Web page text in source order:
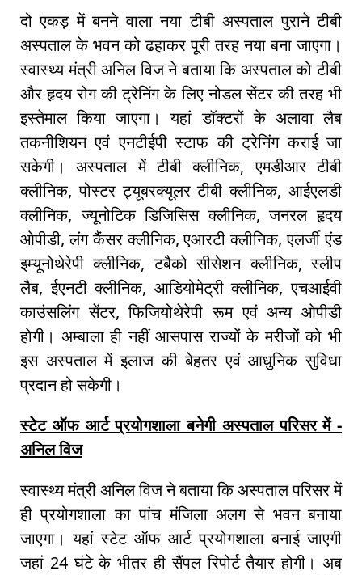
दो एकड़ में बनने वाला नया टीबी अस्पताल पुराने टीबी
अस्पताल के भवन को ढहाकर पूरी तरह नया बना जाएगा।
स्वास्थ्य मंत्री अनिल विज ने बताया कि अस्पताल को टीबी
और हृदय रोग की ट्रेनिंग के लिए नोडल सेंटर की तरह भी
इस्तेमाल किया जाएगा। यहां डॉक्टरों के अलावा लैब
तकनीशियन एवं एनटीईपी स्टाफ की ट्रेनिंग कराई जा
सकेगी। अस्पताल में टीबी क्लीनिक, एमडीआर टीबी
क्लीनिक, पोस्टर ट्यूबरक्यूलर टीबी क्लीनिक, आईएलडी
क्लीनिक, ज्यूनोटिक डिजिसिस क्लीनिक, जनरल हृदय
ओपीडी, लंग कैंसर क्लीनिक, एआरटी क्लीनिक, एलर्जी एंड
इम्यूनोथेरेपी क्लीनिक, टबैको सीसेशन क्लीनिक, स्लीप
लैब, ईएनटी क्लीनिक, आडियोमेट्री क्लीनिक, एचआईवी
काउंसलिंग सेंटर, फिजियोथेरेपी रूम एवं अन्य ओपीडी
होगी। अम्बाला ही नहीं आसपास राज्यों के मरीजों को भी
इस अस्पताल में इलाज की बेहतर एवं आधुनिक सुविधा
प्रदान हो सकेगी।
स्टेट ऑफ आर्ट प्रयोगशाला बनेगी अस्पताल परिसर में -
अनिल विज
स्वास्थ्य मंत्री अनिल विज ने बताया कि अस्पताल परिसर में
ही प्रयोगशाला का पांच मंजिला अलग से भवन बनाया
जाएगा। यहां स्टेट ऑफ आर्ट प्रयोगशाला बनाई जाएगी
जहां 24 घंटे के भीतर ही सैंपल रिपोर्ट तैयार होगी। अब